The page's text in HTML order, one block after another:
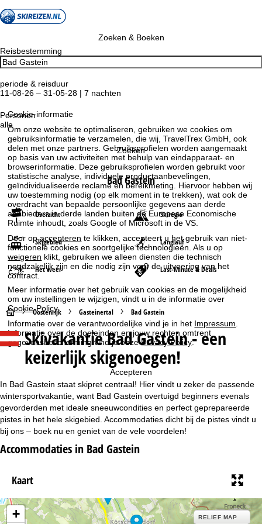
Cookie-informatie
Om onze website te optimaliseren, gebruiken we cookies om
gebruiksinformatie te verzamelen, die wij, TravelTrex GmbH, ook
delen met onze partners. Gebruiksprofielen worden aangemaakt
op basis van uw activiteiten met behulp van eindapparaat- en
browserinformatie. Deze gebruiksprofielen worden gebruikt voor
statistische analyse, individuele productaanbevelingen,
geïndividualiseerde reclame en bereikmeting. Hiervoor hebben wij
uw toestemming nodig (op elk moment in te trekken), wat ook de
overdracht van bepaalde persoonlijke gegevens aan derde
aanbieders in derde landen buiten de Europese Economische
Ruimte inhoudt, zoals Google of Microsoft in de VS.
Door opaccepteren te klikken, accepteert u het gebruik van niet-
functionele cookies en soortgelijke technologieën. Als u op
weigeren klikt, gebruiken we alleen diensten die technisch
noodzakelijk zijn en die nodig zijn voor de uitvoering van het
contract.
Meer informatie over het gebruik van cookies en de mogelijkheid
om uw instellingen te wijzigen, vindt u in de informatie over
Cookie-Policy.
Informatie over de verantwoordelijke vind je in het Impressum
Informatie over de doeleinden en jouw rechten omtrent
gegevensbescherming vind je onzePrivacy Policy.
Accepteren
Zoeken & Boeken
Reisbestemming
periode & reisduur
11-08-26 – 31-05-28 | 7 nachten
Personen
alle
Zoeken
Bad Gastein
Overzicht Skiregio
Skigebied Langlauf
Het weer Last-Minute & Deals
S
t
r
t
p
a
g
i
Oostenrijk Gasteinertal Bad Gastein
Skivakantie Bad Gastein - een
keizerlijk skigenoegen!
In Bad Gastein staat skipret centraal! Hier vindt u zeker de passende
wintersportvakantie, want Bad Gastein overtuigd beginners evenals
gevorderden met ideale sneeuwcondities en perfect geprepareerde
pistes in het hele skigebied. Accommodaties dicht bij de pistes vindt u
bij ons – boek nu en geniet van de vele voordelen!
Accommodaties in Bad Gastein
Kaart
+ RELIEF MAP